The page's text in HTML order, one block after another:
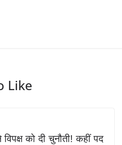
Like
को दी चुनौती! कहीं पद